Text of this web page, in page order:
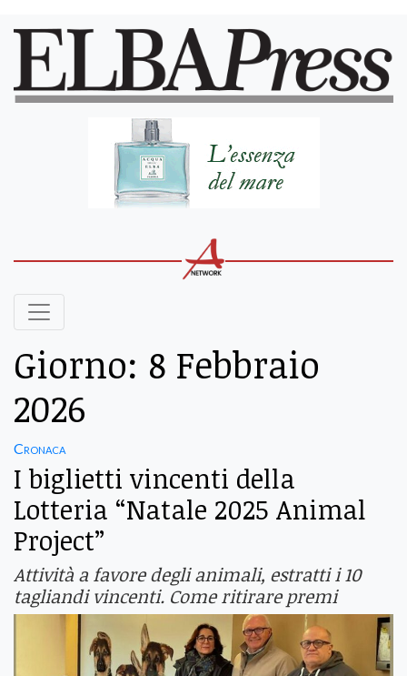
Giorno: 8 Febbraio
2026
Cronaca
I biglietti vincenti della
Lotteria “Natale 2025 Animal
Project”
Attività a favore degli animali, estratti i 10
tagliandi vincenti. Come ritirare premi